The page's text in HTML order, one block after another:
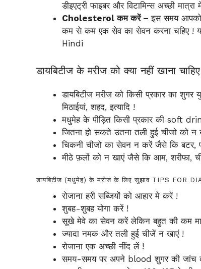
डीइएट्री फाइबर और विटामिन्स अच्छी मात्रा
Cholesterol कम करें –इस समय आपको
कम से कम एक सेव का सेवन करना चहिए !
Hindi
डायबिटीज के मरीज को क्या नहीं खाना
डायबिटीज मरीज को किसी प्रकार का
मिठाईयां, शहद, इत्यादि !
मधुमेह के पीड़ित किसी प्रकार की soft
जितना हो सकते उतना तली हुई चीजो को न
चिकनी चीजो का सेवन न करें जैसे कि बटर,
मीठे फ़लों को न खाएं जैसे कि आम, शरीफा,
डायबिटीज (मधुमेह) के मरीज के लिए सुझाव TIPS FOR
रोजाना हरी सब्जियों को आहार मे करें !
शुबह-शुबह योगा करें !
सूखे मेवे का सेवन करें लेकिन बहुत की कम
ज्यादा नमक और तली हुई चीजें न खाएं !
रोजाना एक अच्छी नींद लें !
समय-समय पर अपने blood शुगर की जांच